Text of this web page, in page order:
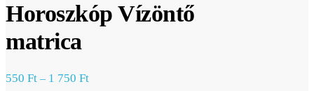
Horoszkóp Vízöntő
matrica
550 Ft – 1 750 Ft